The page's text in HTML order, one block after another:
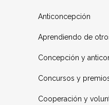
Anticoncepción
Aprendiendo de
Concepción y
Concursos y
Cooperación y